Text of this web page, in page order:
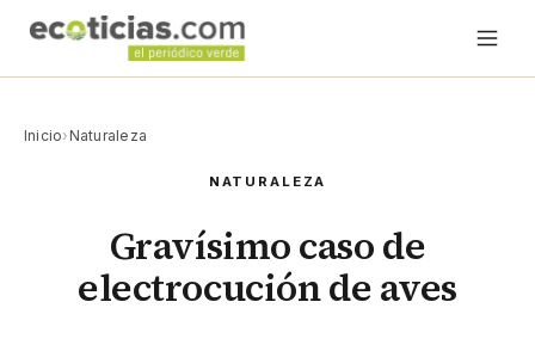
Inicio› Naturaleza
NATURALEZA
Gravísimo caso de
electrocución de aves